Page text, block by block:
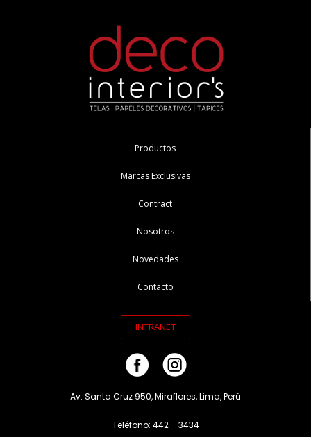
Productos
Marcas Exclusivas
Contract
Nosotros
Novedades
Contacto
INTRANET
Av. Santa Cruz 950, Miraflores, Lima, Perú
Teléfono: 442 – 3434